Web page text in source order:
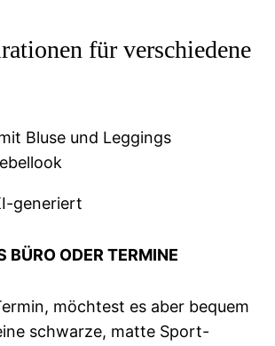
für verschiedene
generiert
BÜRO ODER TERMINE
möchtest es aber bequem
schwarze, matte Sport-